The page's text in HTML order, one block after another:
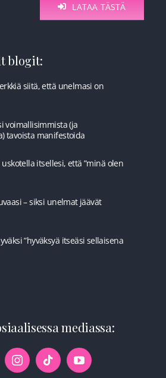
LATAA TÄSTÄ
blogit:
siitä, että unelmasi on
voimallisimmista (ja
tavoista manifestoida
itsellesi, että ”minä olen
– siksi unelmat jäävät
”hyväksyä itseäsi sellaisena
mediassa: